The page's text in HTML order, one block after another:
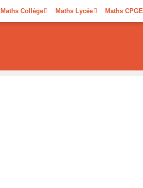
Maths Collège Maths Lycée Maths CPGE